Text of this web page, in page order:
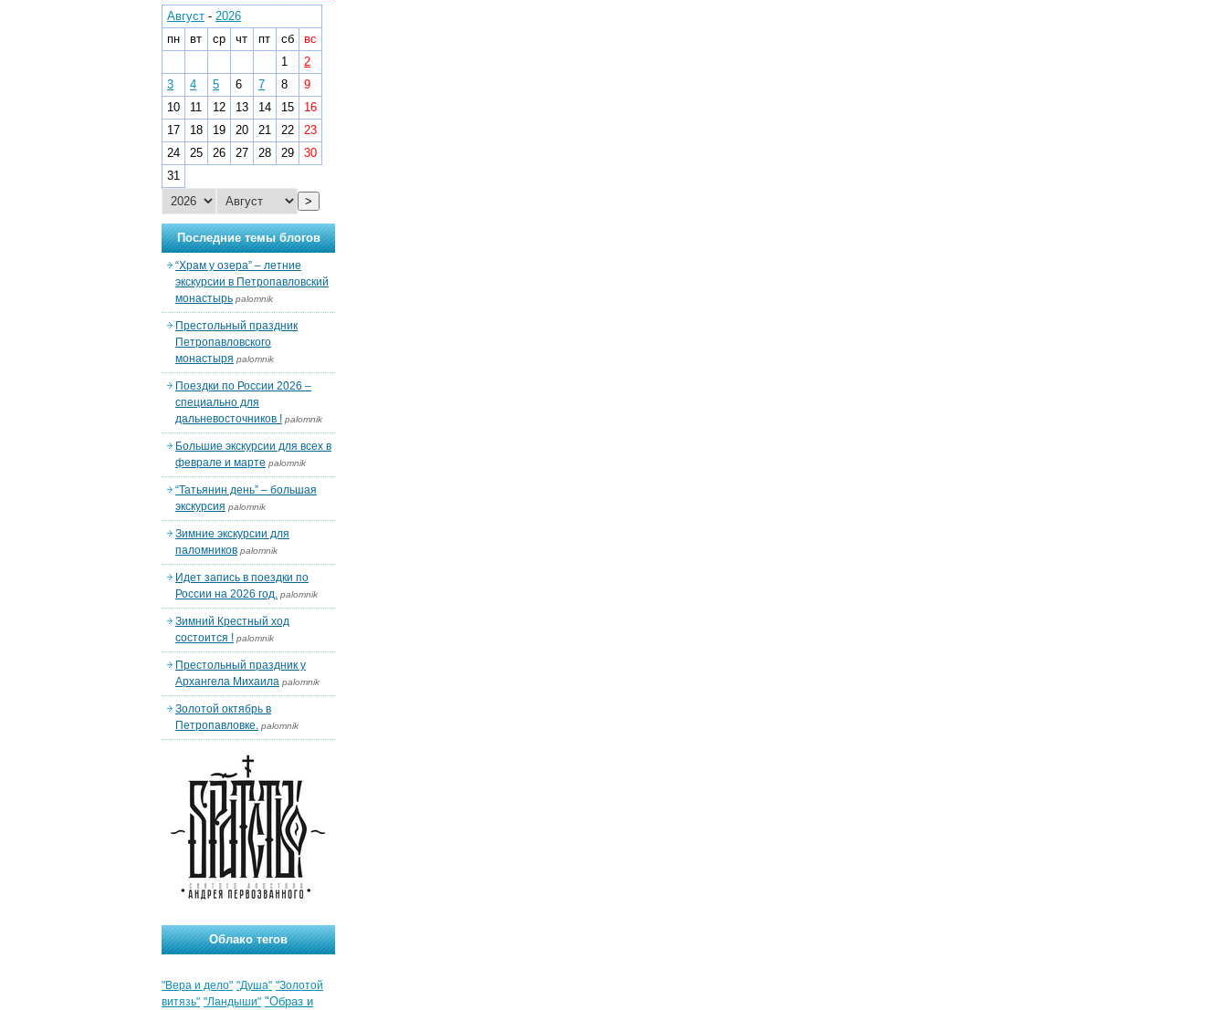
Август - 2026
пн
вт ср чт пт сб
вс
1
2
3
4 5 6 7 8
9
10
11 12 13 14 15
16
17
18 19 20 21 22
23
24
25 26 27 28 29
30
31
>
Последние темы блогов
“Храм у озера” – летние
экскурсии в Петропавловский
монастырь palomnik
Престольный праздник
Петропавловского
монастыря palomnik
Поездки по России 2026 –
специально для
дальневосточников ! palomnik
Большие экскурсии для всех в
феврале и марте palomnik
“Татьянин день” – большая
экскурсия palomnik
Зимние экскурсии для
паломников palomnik
Идет запись в поездки по
России на 2026 год. palomnik
Зимний Крестный ход
состоится ! palomnik
Престольный праздник у
Архангела Михаила palomnik
Золотой октябрь в
Петропавловке. palomnik
Облако тегов
"Вера и дело" "Душа" "Золотой
витязь" "Ландыши" "Образ и